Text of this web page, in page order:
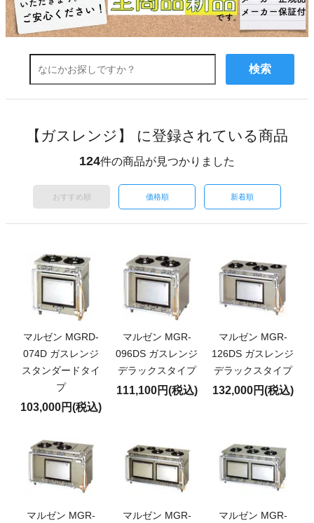
検索
【ガスレンジ】 に登録されている商品
124件の商品が見つかりました
おすすめ順 価格順 新着順
マルゼン MGRD-
074D ガスレンジ
スタンダードタイ
プ
103,000円(税込)
マルゼン MGR-
096DS ガスレンジ
デラックスタイプ
111,100円(税込)
マルゼン MGR-
126DS ガスレンジ
デラックスタイプ
132,000円(税込)
マルゼン MGR-
マルゼン MGR-
マルゼン MGR-